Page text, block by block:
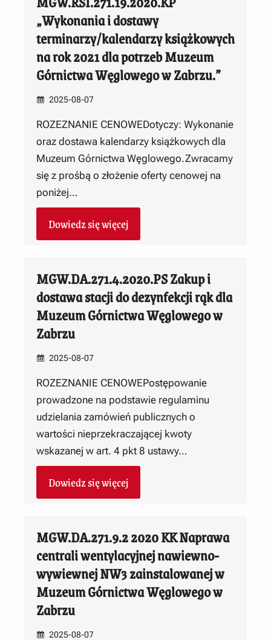
„Wykonania i dostawy
terminarzy/kalendarzy książkowych
na rok 2021 dla potrzeb Muzeum
Górnictwa Węglowego w Zabrzu.”
2025-08-07
ROZEZNANIE CENOWEDotyczy: Wykonanie
oraz dostawa kalendarzy książkowych dla
Muzeum Górnictwa Węglowego.Zwracamy
się z prośbą o złożenie oferty cenowej na
poniżej…
Dowiedz się więcej
MGW.DA.271.4.2020.PS Zakup i
dostawa stacji do dezynfekcji rąk dla
Muzeum Górnictwa Węglowego w
Zabrzu
2025-08-07
ROZEZNANIE CENOWEPostępowanie
prowadzone na podstawie regulaminu
udzielania zamówień publicznych o
wartości nieprzekraczającej kwoty
wskazanej w art. 4 pkt 8 ustawy…
Dowiedz się więcej
MGW.DA.271.9.2 2020 KK Naprawa
centrali wentylacyjnej nawiewno-
wywiewnej NW3 zainstalowanej w
Muzeum Górnictwa Węglowego w
Zabrzu
2025-08-07